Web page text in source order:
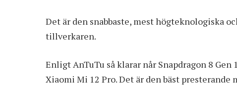
Det är den snabbaste, mest högteknologiska
tillverkaren.
Enligt AnTuTu så klarar når Snapdragon 8
Xiaomi Mi 12 Pro. Det är den bäst